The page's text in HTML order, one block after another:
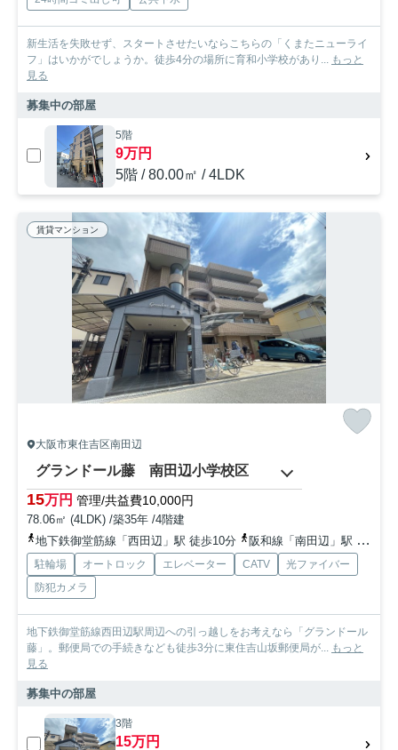
新生活を失敗せず、スタートさせたいならこちらの「くまたニューライ
フ」はいかがでしょうか。徒歩4分の場所に育和小学校があり...
もっと
見る
募集中の部屋
5階
9万円
5階 / 80.00㎡ / 4LDK
賃貸マンション
大阪市東住吉区南田辺
グランドール藤 南田辺小学校区
15万円 管理/共益費10,000円
78.06㎡ (4LDK) /築35年 /4階建
地下鉄御堂筋線「西田辺」駅 徒歩10分
阪和線「南田辺」駅 徒歩10分
駐輪場 オートロック エレベーター CATV
光ファイバー
防犯カメラ
地下鉄御堂筋線西田辺駅周辺への引っ越しをお考えなら「グランドール
藤」。郵便局での手続きなども徒歩3分に東住吉山坂郵便局が...
もっと
見る
募集中の部屋
3階
15万円